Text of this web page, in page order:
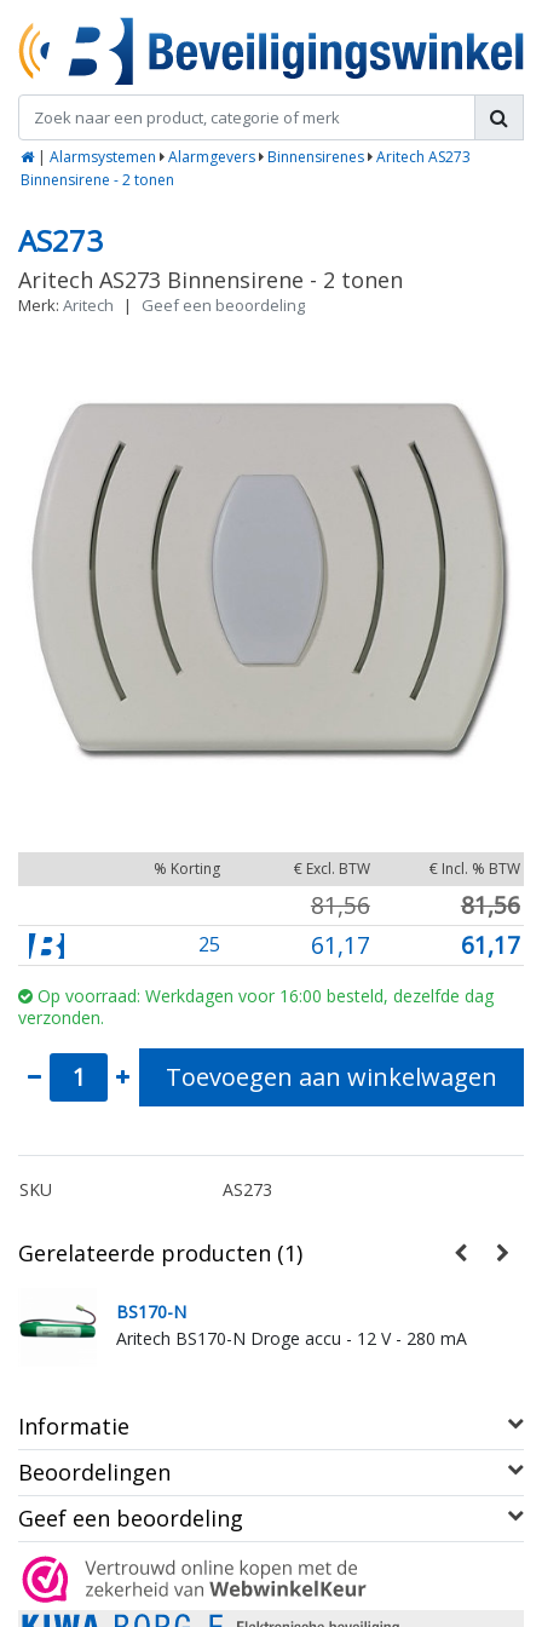
| Alarmsystemen Alarmgevers Binnensirenes Aritech AS273
Binnensirene - 2 tonen
AS273
Aritech AS273 Binnensirene - 2 tonen
Merk: Aritech | Geef een beoordeling
% Korting € Excl. BTW € Incl. % BTW
81,56 81,56
25 61,17 61,17
Op voorraad: Werkdagen voor 16:00 besteld, dezelfde dag
verzonden.
Toevoegen aan winkelwagen
SKU AS273
Gerelateerde producten (1)
BS170-N
Aritech BS170-N Droge accu - 12 V - 280 mA
Informatie
Beoordelingen
Geef een beoordeling